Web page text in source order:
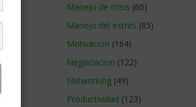
Manejo de crisis (60)
Manejo del estrés (85)
Motivacion (164)
Negociacion (122)
Networking (49)
Productividad (123)